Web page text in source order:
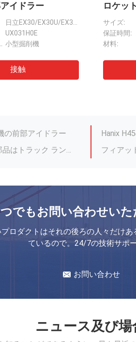
小型掘削機の予備品OEMのためのYanmar B17の底ローラー
鋼
1 年間
接触
スプロ
名前:
保証時間:
材料:
172458-37500小型掘削機の下部構造/黒の最下の上のローラーは分けます
Yanmar
3トンの
ラーの掘削機
小型坑夫の下部構造のための任意小型掘削機のスプロケットを顧客用着色して下さい
Pelの仕事- EB306下部構造のスプロケット/高力黒のローラーのチェーン スプロケット
でもお問い合わせいた
ロダクトはそれの後ろの人々だけあ
ているので。24/7の技術サポ
お問い合わせ
ニュース及び場